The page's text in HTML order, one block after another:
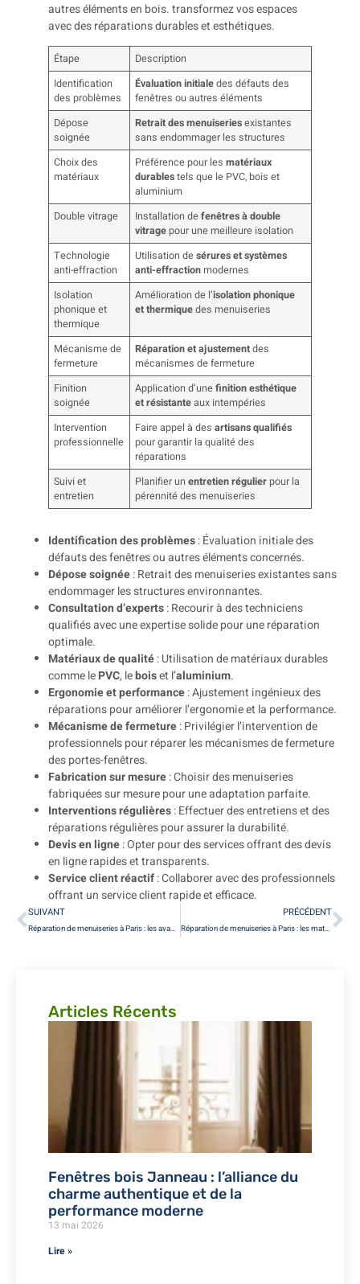
Étape
Description
Identification
des problèmes
Évaluation initialedes défauts des
fenêtres ou autres éléments
Dépose
soignée
Retrait des menuiseriesexistantes
sans endommager les structures
Choix des
matériaux
Préférence pour lesmatériaux
durablestels que le PVC, bois et
aluminium
Double vitrage
Installation defenêtres à double
vitrage pour une meilleure isolation
Technologie
anti-effraction
Utilisation desérures et systèmes
anti-effractionmodernes
Isolation
phonique et
thermique
Amélioration de l’isolation phonique
et thermiquedes menuiseries
Mécanisme de
fermeture
Réparation et ajustementdes
mécanismes de fermeture
Finition
soignée
Application d’unefinition esthétique
et résistanteaux intempéries
Intervention
professionnelle
Faire appel à desartisans qualifiés
pour garantir la qualité des
réparations
Suivi et
entretien
Planifier unentretien régulier pour la
pérennité des menuiseries
Identification des problèmes: Évaluation initiale des
défauts des fenêtres ou autres éléments concernés.
Dépose soignée: Retrait des menuiseries existantes sans
endommager les structures environnantes.
Consultation d’experts: Recourir à des techniciens
qualifiés avec une expertise solide pour une réparation
optimale.
Matériaux de qualité: Utilisation de matériaux durables
comme lePVC, leboiset l’aluminium.
Ergonomie et performance: Ajustement ingénieux des
réparations pour améliorer l’ergonomie et la performance.
Mécanisme de fermeture: Privilégier l’intervention de
professionnels pour réparer les mécanismes de fermeture
des portes-fenêtres.
Fabrication sur mesure: Choisir des menuiseries
fabriquées sur mesure pour une adaptation parfaite.
Interventions régulières: Effectuer des entretiens et des
réparations régulières pour assurer la durabilité.
Devis en ligne: Opter pour des services offrant des devis
en ligne rapides et transparents.
Service client réactif: Collaborer avec des professionnels
offrant un service client rapide et efficace.
SUIVANT
Réparation de menuiseries à Paris : les avantages de la personnalisation
PRÉCÉDENT
Réparation de menuiseries à Paris : les matériaux durables à privilégier
Articles Récents
Fenêtres bois Janneau : l’alliance du
charme authentique et de la
performance moderne
13 mai 2026
Lire »